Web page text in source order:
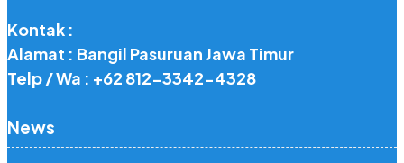
Kontak :
Alamat : Bangil Pasuruan Jawa Timur
Telp / Wa : +62 812-3342-4328
News